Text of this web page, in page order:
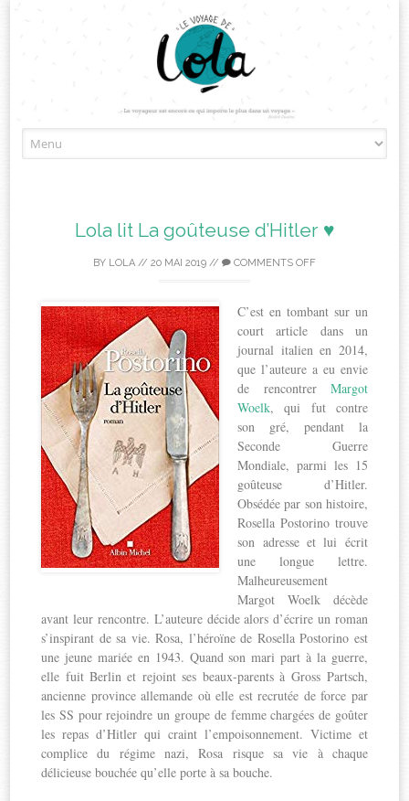
to
Lola lit La goûteuse d’Hitler ♥
BY LOLA // 20 MAI 2019 // COMMENTS OFF
C’est en tombant sur un
court article dans un
journal italien en 2014,
que l’auteure a eu envie
de rencontrer Margot
Woelk, qui fut contre
son gré, pendant la
Seconde Guerre
Mondiale, parmi les 15
goûteuse d’Hitler.
Obsédée par son histoire,
Rosella Postorino trouve
son adresse et lui écrit
une longue lettre.
Malheureusement
Margot Woelk décède
avant leur rencontre. L’auteure décide alors d’écrire un roman
s’inspirant de sa vie. Rosa, l’héroïne de Rosella Postorino est
une jeune mariée en 1943. Quand son mari part à la guerre,
elle fuit Berlin et rejoint ses beaux-parents à Gross Partsch,
ancienne province allemande où elle est recrutée de force par
les SS pour rejoindre un groupe de femme chargées de goûter
les repas d’Hitler qui craint l’empoisonnement. Victime et
complice du régime nazi, Rosa risque sa vie à chaque
délicieuse bouchée qu’elle porte à sa bouche.